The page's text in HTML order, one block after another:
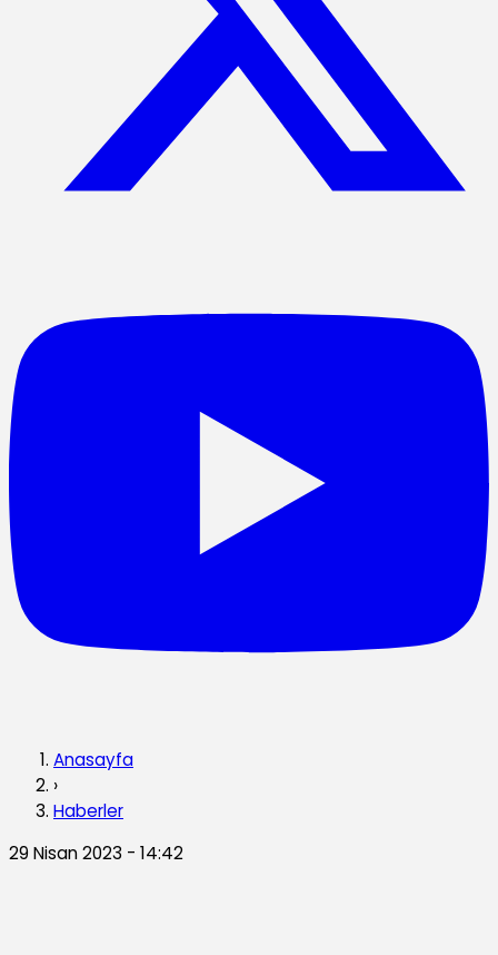
Anasayfa
›
Haberler
29 Nisan 2023 - 14:42